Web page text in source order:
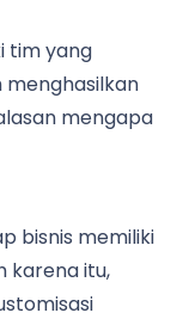
tim yang
mengapa
bisnis memiliki
karena itu,